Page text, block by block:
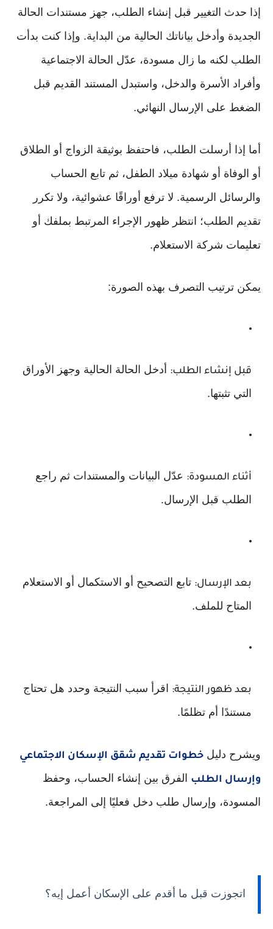
إذا حدث التغيير قبل إنشاء الطلب، جهز مستندات الحالة
الجديدة وأدخل بياناتك الحالية من البداية. وإذا كنت بدأت
الطلب لكنه ما زال مسودة، عدّل الحالة الاجتماعية
وأفراد الأسرة والدخل، واستبدل المستند القديم قبل
الضغط على الإرسال النهائي.
أما إذا أرسلت الطلب، فاحتفظ بوثيقة الزواج أو الطلاق
أو الوفاة أو شهادة ميلاد الطفل، ثم تابع الحساب
والرسائل الرسمية. لا ترفع أوراقًا عشوائية، ولا تكرر
تقديم الطلب؛ انتظر ظهور الإجراء المرتبط بملفك أو
تعليمات شركة الاستعلام.
يمكن ترتيب التصرف بهذه الصورة:
قبل إنشاء الطلب:
أدخل الحالة الحالية وجهز الأوراق
التي تثبتها.
أثناء المسودة: عدّل البيانات والمستندات ثم راجع
الطلب قبل الإرسال.
بعد الإرسال: تابع التصحيح أو الاستكمال أو الاستعلام
المتاح للملف.
بعد ظهور النتيجة:
اقرأ سبب النتيجة وحدد هل تحتاج
مستندًا أم تظلمًا.
ويشرح دليل خطوات تقديم شقق الإسكان الاجتماعي
وإرسال الطلب
الفرق بين إنشاء الحساب، وحفظ
المسودة، وإرسال طلب دخل فعليًا إلى المراجعة.
اتجوزت قبل ما أقدم على الإسكان أعمل إيه؟